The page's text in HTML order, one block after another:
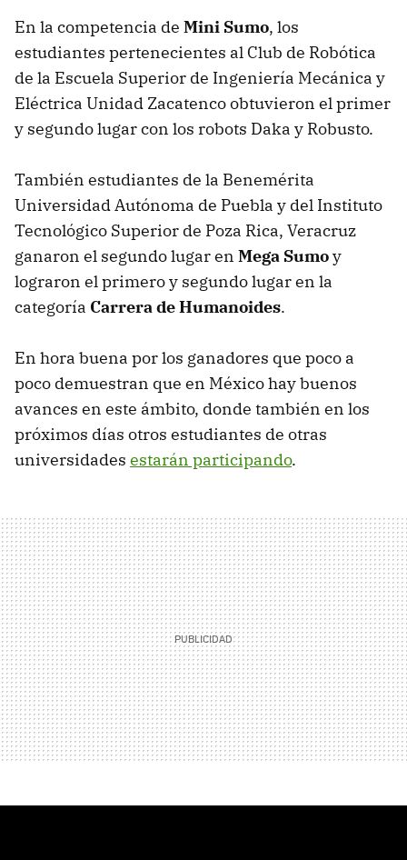
En la competencia de Mini Sumo, los
estudiantes pertenecientes al Club de Robótica
de la Escuela Superior de Ingeniería Mecánica y
Eléctrica Unidad Zacatenco obtuvieron el primer
y segundo lugar con los robots Daka y Robusto.
También estudiantes de la Benemérita
Universidad Autónoma de Puebla y del Instituto
Tecnológico Superior de Poza Rica, Veracruz
ganaron el segundo lugar en Mega Sumoy
lograron el primero y segundo lugar en la
categoría Carrera de Humanoides.
En hora buena por los ganadores que poco a
poco demuestran que en México hay buenos
avances en este ámbito, donde también en los
próximos días otros estudiantes de otras
universidades estarán participando.